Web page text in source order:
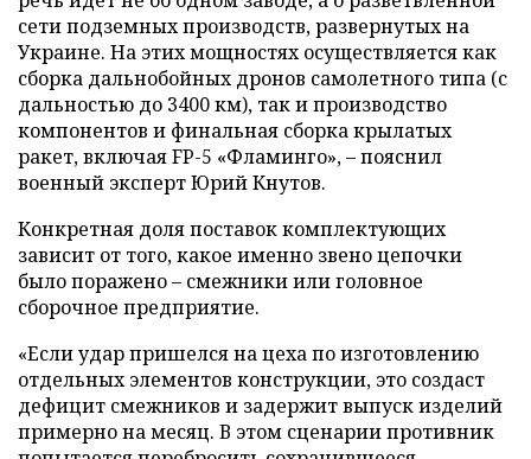
сети подземных производств, развернутых на
Украине. На этих мощностях осуществляется как
сборка дальнобойных дронов самолетного типа (с
дальностью до 3400 км), так и производство
компонентов и финальная сборка крылатых
ракет, включая FP-5 «Фламинго», – пояснил
военный эксперт Юрий Кнутов.
Конкретная доля поставок комплектующих
зависит от того, какое именно звено цепочки
было поражено – смежники или головное
сборочное предприятие.
«Если удар пришелся на цеха по изготовлению
отдельных элементов конструкции, это создаст
дефицит смежников и задержит выпуск изделий
примерно на месяц. В этом сценарии противник